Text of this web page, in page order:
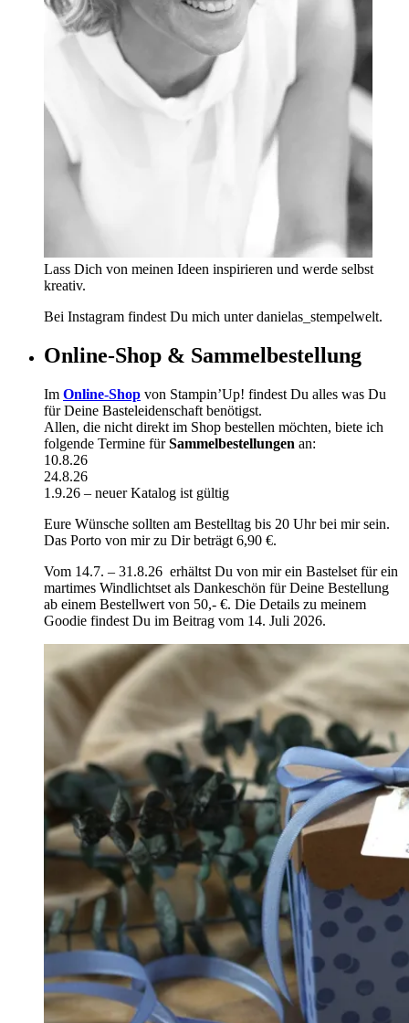
Lass Dich von meinen Ideen inspirieren und werde selbst
kreativ.
Bei Instagram findest Du mich unter danielas_stempelwelt.
Online-Shop & Sammelbestellung
Im Online-Shop von Stampin’Up! findest Du alles was Du
für Deine Basteleidenschaft benötigst.
Allen, die nicht direkt im Shop bestellen möchten, biete ich
folgende Termine fürSammelbestellungen an:
10.8.26
24.8.26
1.9.26 – neuer Katalog ist gültig
Eure Wünsche sollten am Bestelltag bis 20 Uhr bei mir sein.
Das Porto von mir zu Dir beträgt 6,90 €.
Vom 14.7. – 31.8.26 erhältst Du von mir ein Bastelset für ein
martimes Windlichtset als Dankeschön für Deine Bestellung
ab einem Bestellwert von 50,- €. Die Details zu meinem
Goodie findest Du im Beitrag vom 14. Juli 2026.